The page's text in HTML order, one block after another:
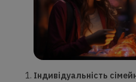
Індивідуальність